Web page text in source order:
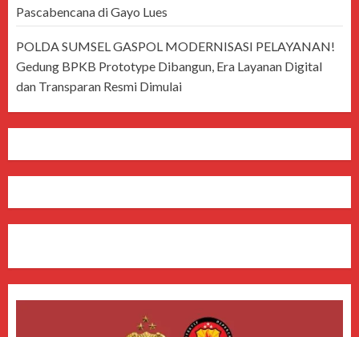
Pascabencana di Gayo Lues
POLDA SUMSEL GASPOL MODERNISASI PELAYANAN!
Gedung BPKB Prototype Dibangun, Era Layanan Digital
dan Transparan Resmi Dimulai